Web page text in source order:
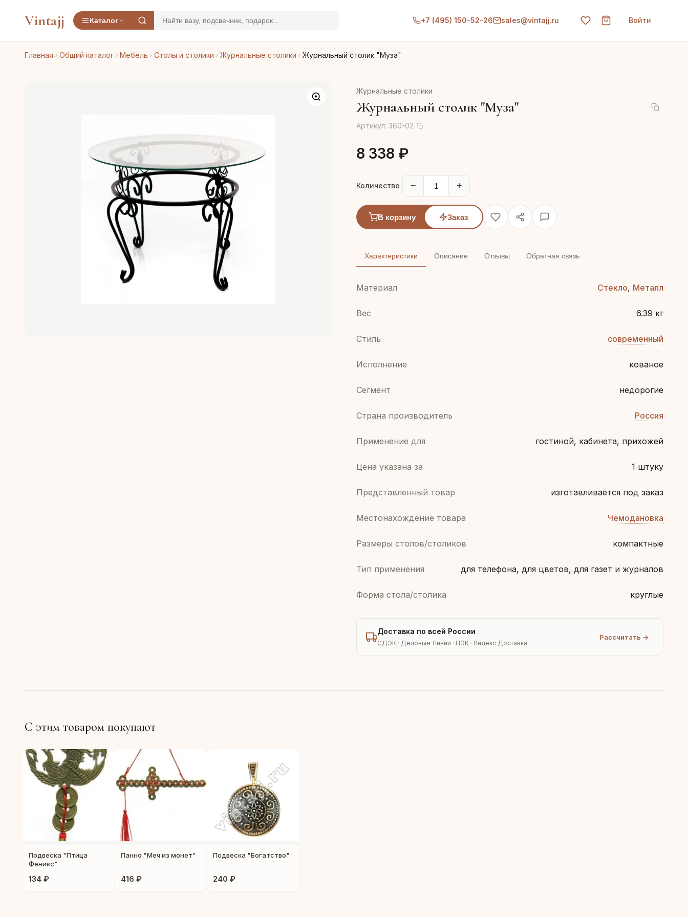
Vintajj Каталог +7 (495) 150-52-26 sales@vintajj.ru Войти
Главная Общий каталог Мебель Столы и столики Журнальные столики Журнальный столик "Муза"
Журнальные столики
Журнальный столик "Муза"
Артикул: 360-02
8 338 ₽
Количество − +
В корзину Заказ
Характеристики Описание Отзывы Обратная связь
Материал Стекло, Металл
Вес 6.39 кг
Стиль современный
Иcполнение кованое
Сегмент недорогие
Страна производитель Россия
Применение для гостиной, кабинета, прихожей
Цена указана за 1 штуку
Представленный товар изготавливается под заказ
Местонахождение товара Чемодановка
Размеры столов/столиков компактные
Тип применения для телефона, для цветов, для газет и журналов
Форма стола/столика круглые
Доставка по всей России
СДЭК · Деловые Линии · ПЭК · Яндекс Доставка
Рассчитать →
С этим товаром покупают
Подвеска "Птица
Феникс"
134 ₽
Панно "Меч из монет"
416 ₽
Подвеска "Богатство"
240 ₽